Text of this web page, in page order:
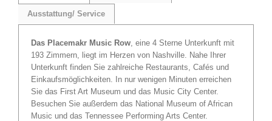
Ausstattung/ Service
Das Placemakr Music Row , eine 4 Sterne Unterkunft mit
193 Zimmern, liegt im Herzen von Nashville. Nahe Ihrer
Unterkunft finden Sie zahlreiche Restaurants, Cafés und
Einkaufsmöglichkeiten. In nur wenigen Minuten erreichen
Sie das First Art Museum und das Music City Center.
Besuchen Sie außerdem das National Museum of African
Music und das Tennessee Performing Arts Center.